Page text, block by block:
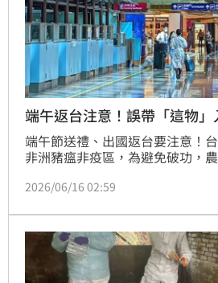
端午返台注意！誤帶「這物
端午節送禮、出國返台要注意！
非洲豬瘟非疫區，為避免破功，
必認明合法來源；民眾若從國外返
2026/06/16 02:59